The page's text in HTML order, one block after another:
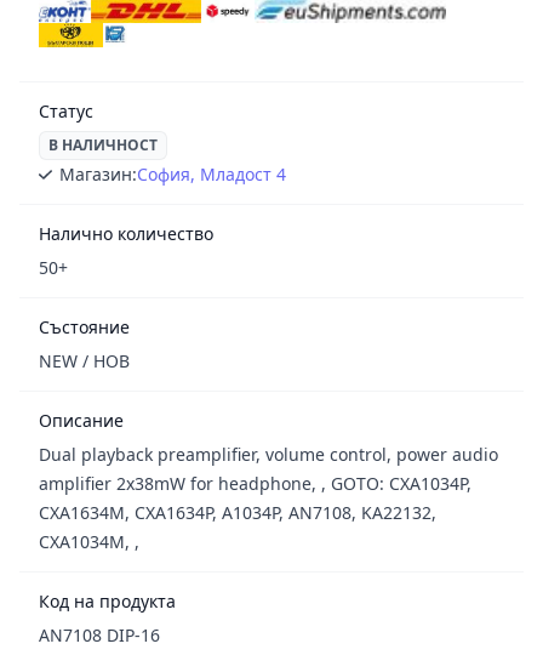
Статус
В НАЛИЧНОСТ
Магазин:София, Младост 4
Налично количество
50+
Състояние
NEW / НОВ
Описание
Dual playback preamplifier, volume control, power audio
amplifier 2x38mW for headphone, , GOTO: CXA1034P,
CXA1634M, CXA1634P, A1034P, AN7108, KA22132,
CXA1034M, ,
Код на продукта
AN7108 DIP-16